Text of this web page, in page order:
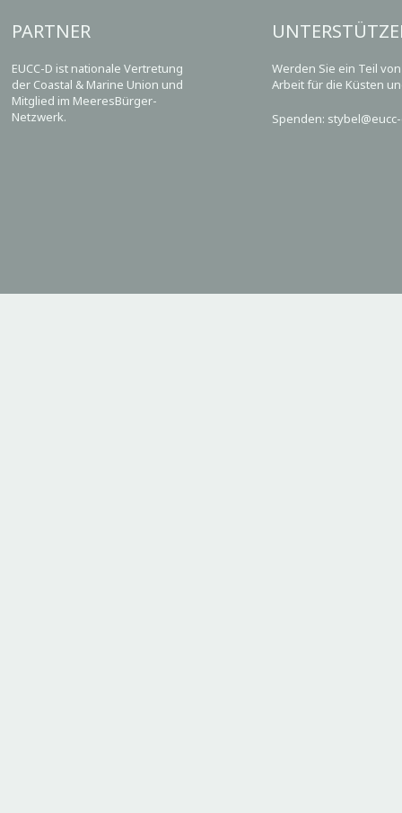
PARTNER
EUCC-D ist nationale Vertretung
der Coastal & Marine Union und
Mitglied im MeeresBürger-
Netzwerk.
Werden Sie ein Teil
Arbeit für die Küsten
Spenden: